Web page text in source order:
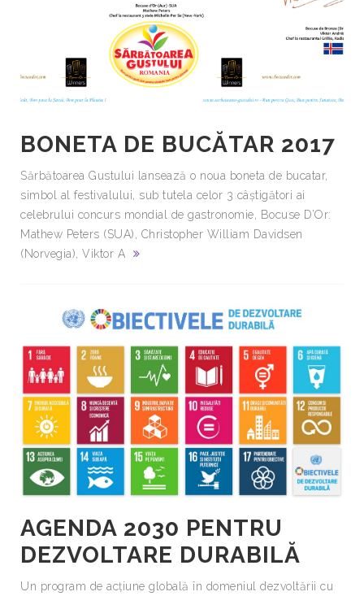
BONETA DE BUCĂTAR 2017
Sărbătoarea Gustului lansează o noua boneta de bucatar,
simbol al festivalului, sub tutela celor 3 câștigători ai
celebrului concurs mondial de gastronomie, Bocuse D’Or:
Mathew Peters (SUA), Christopher William Davidsen
(Norvegia), Viktor A
AGENDA 2030 PENTRU
DEZVOLTARE DURABILĂ
Un program de acţiune globală în domeniul dezvoltării cu